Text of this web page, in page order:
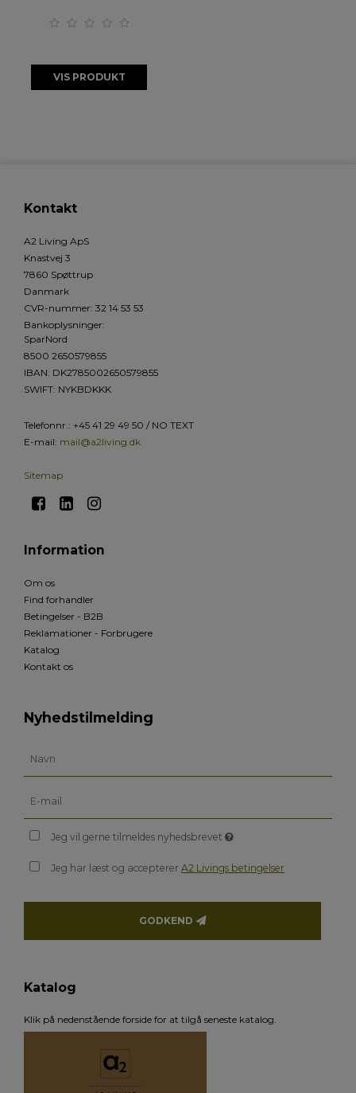
VIS PRODUKT
Kontakt
A2 Living ApS
Knastvej 3
7860 Spøttrup
Danmark
CVR-nummer: 32 14 53 53
Bankoplysninger:
SparNord
8500 2650579855
IBAN: DK2785002650579855
SWIFT: NYKBDKKK
Telefonnr.: +45 41 29 49 50 / NO TEXT
E-mail: mail@a2living.dk
Sitemap
Information
Om os
Find forhandler
Betingelser - B2B
Reklamationer - Forbrugere
Katalog
Kontakt os
Nyhedstilmelding
Jeg vil gerne tilmeldes nyhedsbrevet
Jeg har læst og acceptererA2 Livings betingelser
GODKEND
Katalog
Klik på nedenstående forside for at tilgå seneste katalog.